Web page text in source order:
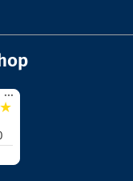
...
★